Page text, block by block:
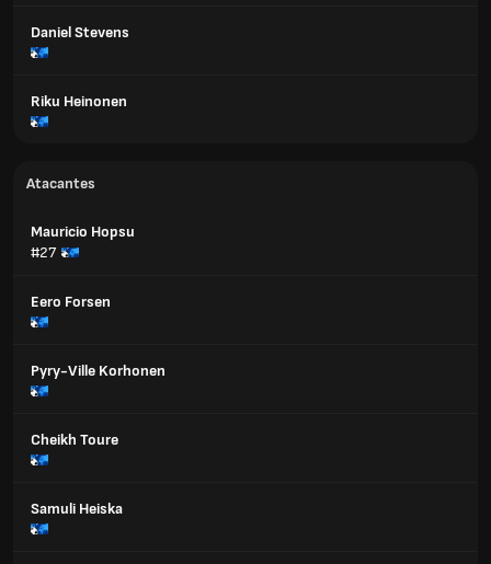
Daniel Stevens
Riku Heinonen
Atacantes
Mauricio Hopsu
#27
Eero Forsen
Pyry-Ville Korhonen
Cheikh Toure
Samuli Heiska